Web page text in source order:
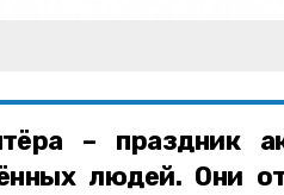
– праздник
людей. Они